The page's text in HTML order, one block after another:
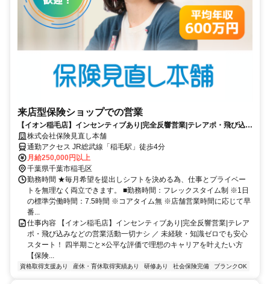
来店型保険ショップでの営業
【イオン稲毛店】インセンティブあり|完全反響営業|テレアポ・飛び込み
などの営業活動一切ナシ
株式会社保険見直し本舗
通勤アクセス JR総武線「稲毛駅」徒歩4分
月給250,000円以上
千葉県千葉市稲毛区
勤務時間 ★毎月希望を提出しシフトを決める為、仕事とプライベー
トを無理なく両立できます。 ■勤務時間：フレックスタイム制 ※1日
の標準労働時間：7.5時間 ※コアタイム無 ※店舗営業時間に応じて早
番...
仕事内容 【イオン稲毛店】インセンティブあり|完全反響営業|テレア
ポ・飛び込みなどの営業活動一切ナシ ／ 未経験・知識ゼロでも安心
スタート！ 四半期ごと×公平な評価で理想のキャリアを叶えたい方
【保険...
資格取得支援あり 産休・育休取得実績あり 研修あり 社会保険完備 ブランクOK